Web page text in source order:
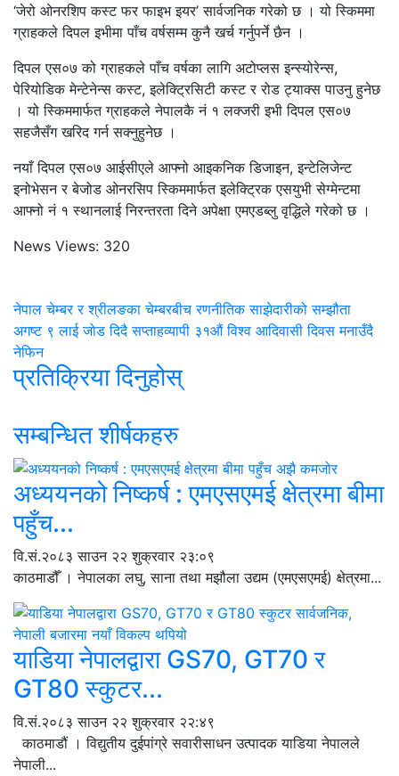
‘जेरो ओनरशिप कस्ट फर फाइभ इयर’ सार्वजनिक गरेको छ । यो स्किममा
ग्राहकले दिपल इभीमा पाँच वर्षसम्म कुनै खर्च गर्नुपर्ने छैन ।
दिपल एस०७ को ग्राहकले पाँच वर्षका लागि अटोप्लस इन्स्योरेन्स,
पेरियोडिक मेन्टेनेन्स कस्ट, इलेक्ट्रिसिटी कस्ट र रोड ट्याक्स पाउनु हुनेछ
। यो स्किममार्फत ग्राहकले नेपालकै नं १ लक्जरी इभी दिपल एस०७
सहजैसँग खरिद गर्न सक्नुहुनेछ ।
नयाँ दिपल एस०७ आईसीएले आफ्नो आइकनिक डिजाइन, इन्टेलिजेन्ट
इनोभेसन र बेजोड ओनरसिप स्किममार्फत इलेक्ट्रिक एसयुभी सेग्मेन्टमा
आफ्नो नं १ स्थानलाई निरन्तरता दिने अपेक्षा एमएडब्लु वृद्धिले गरेको छ ।
News Views: 320
नेपाल चेम्बर र श्रीलङका चेम्बरबीच रणनीतिक साझेदारीको सम्झौता
अगष्ट ९ लाई जोड दिदै सप्ताहव्यापी ३१औं विश्व आदिवासी दिवस मनाउँदै
नेफिन
प्रतिक्रिया दिनुहोस्
सम्बन्धित शीर्षकहरु
अध्ययनको निष्कर्ष : एमएसएमई क्षेत्रमा बीमा
पहुँच...
वि.सं.२०८३ साउन २२ शुक्रवार २३:०९
काठमाडौँ । नेपालका लघु, साना तथा मझौला उद्यम (एमएसएमई) क्षेत्रमा...
याडिया नेपालद्वारा GS70, GT70 र
GT80 स्कुटर...
वि.सं.२०८३ साउन २२ शुक्रवार २२:४९
काठमाडौं । विद्युतीय दुईपांग्रे सवारीसाधन उत्पादक याडिया नेपालले
नेपाली...